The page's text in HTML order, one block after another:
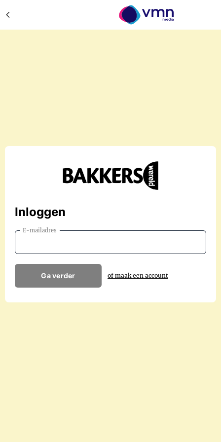
Inloggen
E-mailadres
Ga verder of maak een account